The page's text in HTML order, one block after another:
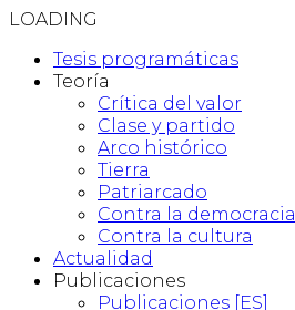
LOADING
Tesis programáticas
Teoría
Crítica del valor
Clase y partido
Arco histórico
Tierra
Patriarcado
Contra la democracia
Contra la cultura
Actualidad
Publicaciones
Publicaciones [ES]